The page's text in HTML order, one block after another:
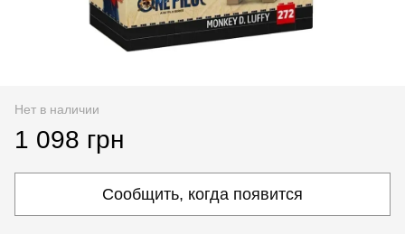
Нет в наличии
1 098 грн
Сообщить, когда появится